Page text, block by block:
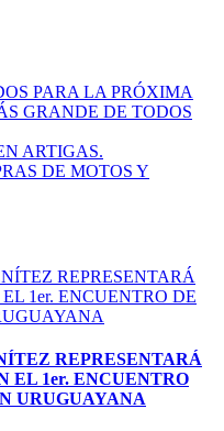
PARA LA PRÓXIMA
GRANDE DE TODOS
ARTIGAS.
DE MOTOS Y
REPRESENTARÁ
EL 1er. ENCUENTRO
URUGUAYANA